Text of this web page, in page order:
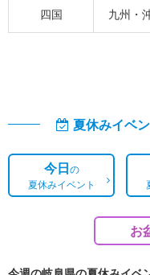
四国 九州・
夏休みイベ
今日の
夏休みイベント
お